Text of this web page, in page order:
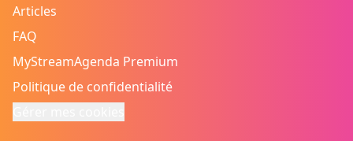
Articles
FAQ
MyStreamAgenda Premium
Politique de confidentialité